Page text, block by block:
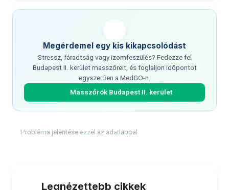
Megérdemel egy kis kikapcsolódást
Stressz, fáradtság vagy izomfeszülés? Fedezze fel
Budapest II. kerület masszőreit, és foglaljon időpontot
egyszerűen a MedGO-n.
Masszőrök Budapest II. kerület
Probléma jelentése ezzel az adatlappal
Legnézettebb cikkek